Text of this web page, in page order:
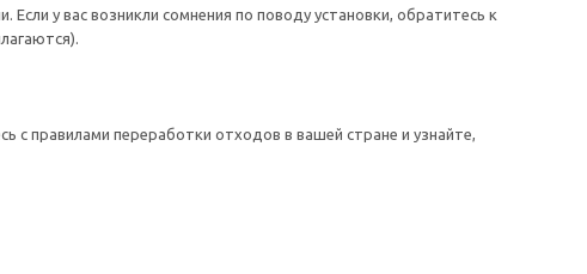
у вас возникли сомнения по поводу установки, обратитесь к
с правилами переработки отходов в вашей стране и узнайте,